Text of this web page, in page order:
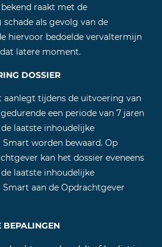
raakt met de
als gevolg van de
hiervoor bedoelde vervaltermijn
latere moment.
DOSSIER
aanlegt tijdens de uitvoering van
een periode van 7 jaren
laatste inhoudelijke
worden bewaard. Op
kan het dossier eveneens
laatste inhoudelijke
aan de Opdrachtgever
BEPALINGEN